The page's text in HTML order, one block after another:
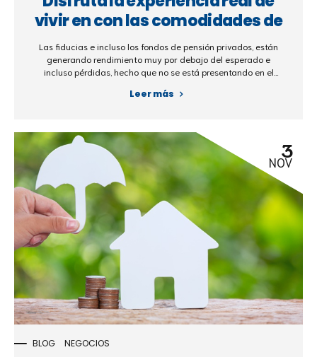
vivir en con las comodidades de
un club
Las fiducias e incluso los fondos de pensión privados, están
generando rendimiento muy por debajo del esperado e
incluso pérdidas, hecho que no se está presentando en el
segura y sencilla.
Leer más
BLOG NEGOCIOS
3
NOV